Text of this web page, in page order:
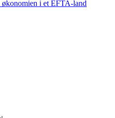
i et EFTA-land